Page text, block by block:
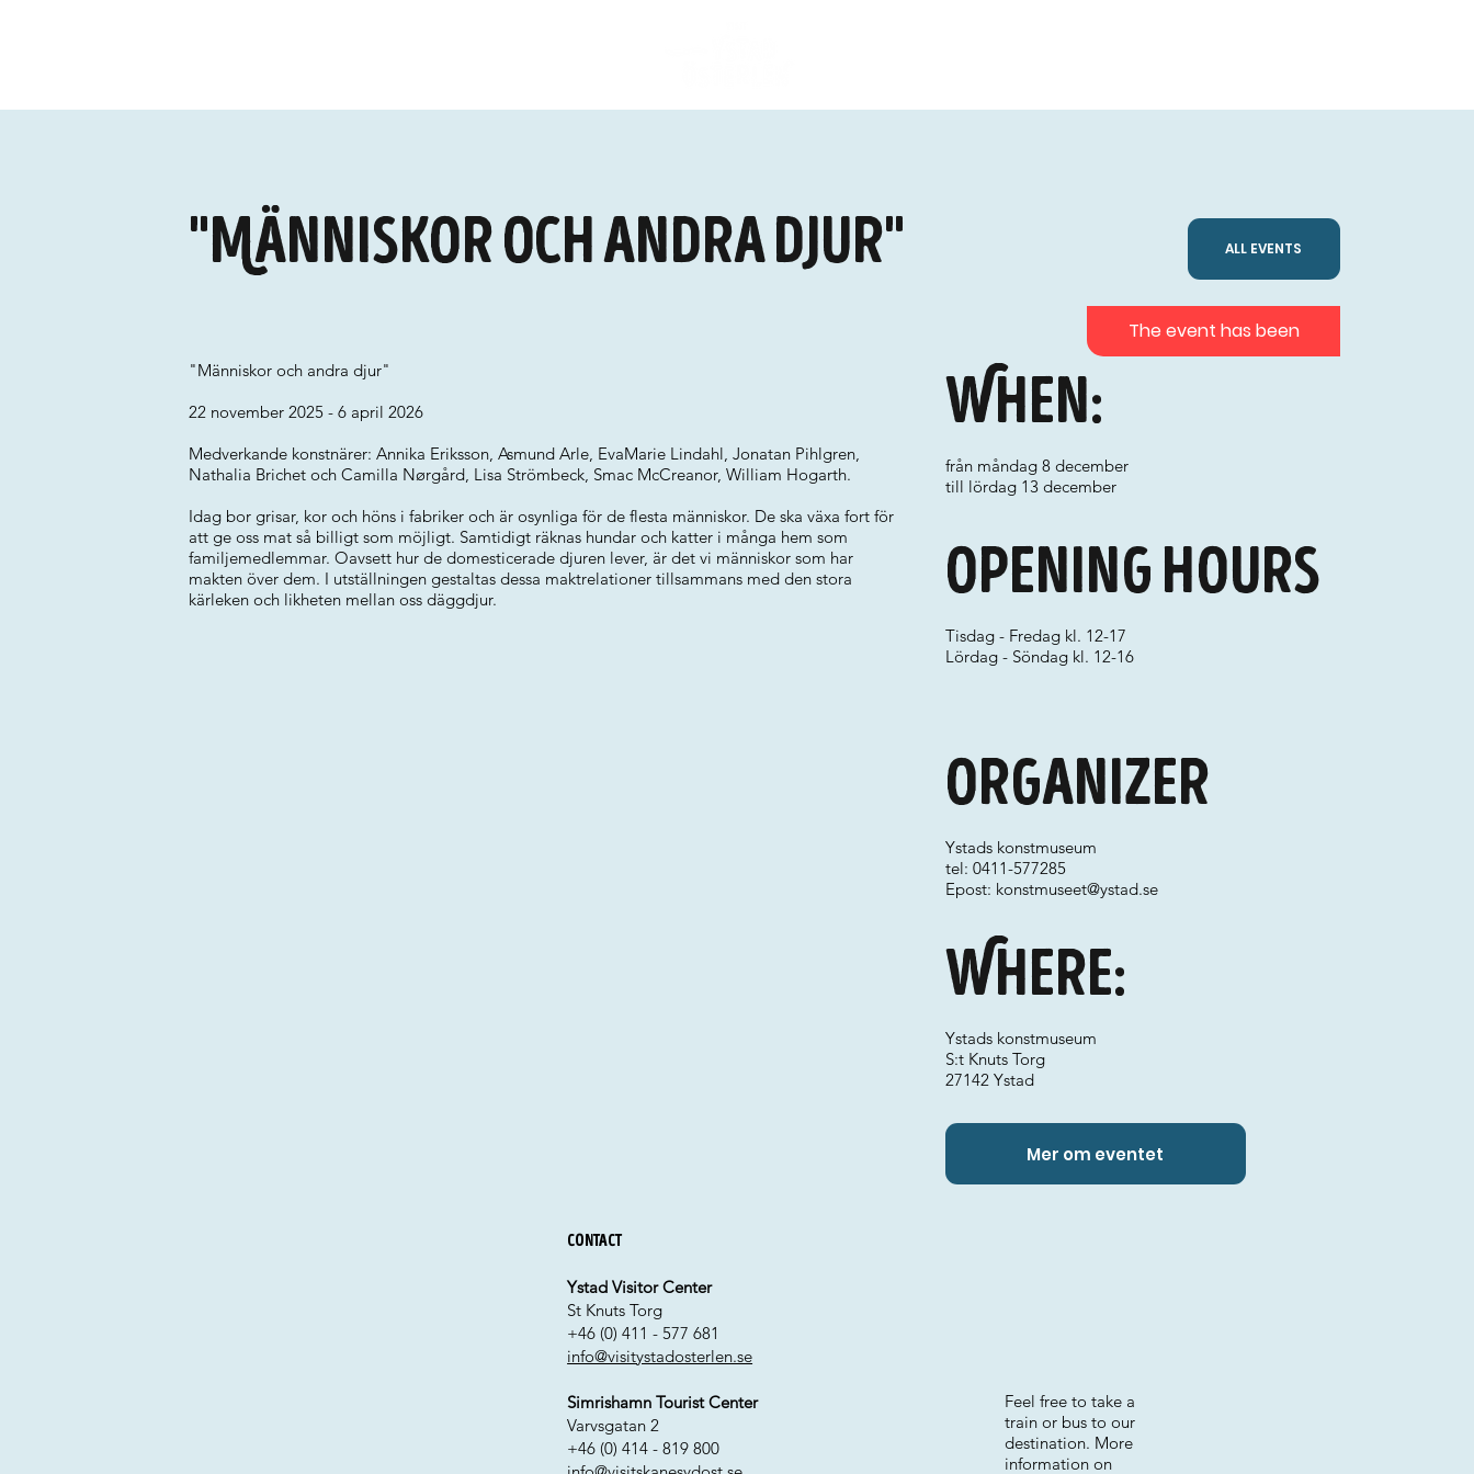
"Människor och andra djur" ALL EVENTS
"Människor och andra djur"
22 november 2025 - 6 april 2026
Medverkande konstnärer: Annika Eriksson, Asmund Arle, EvaMarie Lindahl, Jonatan Pihlgren,
Nathalia Brichet och Camilla Nørgård, Lisa Strömbeck, Smac McCreanor, William Hogarth.
Idag bor grisar, kor och höns i fabriker och är osynliga för de flesta människor. De ska växa fort för
att ge oss mat så billigt som möjligt. Samtidigt räknas hundar och katter i många hem som
familjemedlemmar. Oavsett hur de domesticerade djuren lever, är det vi människor som har
makten över dem. I utställningen gestaltas dessa maktrelationer tillsammans med den stora
kärleken och likheten mellan oss däggdjur.
When:
från måndag 8 december
till lördag 13 december
Where:
Organizer
Ystads konstmuseum
tel: 0411-577285
Epost: konstmuseet@ystad.se
Ystads konstmuseum
S:t Knuts Torg
27142 Ystad
Opening hours
Tisdag - Fredag kl. 12-17
Lördag - Söndag kl. 12-16
Mer om eventet
The event has been
Contact
Ystad Visitor Center
St Knuts Torg
+46 (0) 411 - 577 681
info@visitystadosterlen.se
Simrishamn Tourist Center
Varvsgatan 2
+46 (0) 414 - 819 800
Feel free to take a
train or bus to our
destination. More
information on